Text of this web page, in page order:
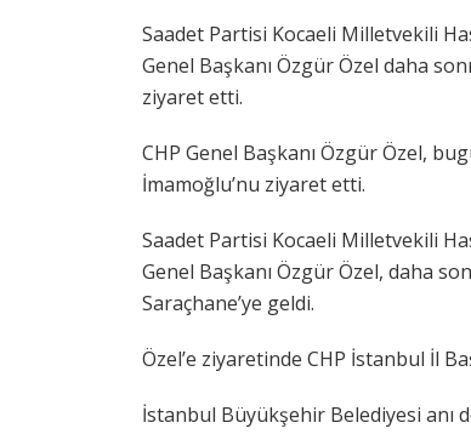
Saadet Partisi Kocaeli Milletvekili
Genel Başkanı Özgür Özel daha
ziyaret etti.
CHP Genel Başkanı Özgür Özel,
İmamoğlu’nu ziyaret etti.
Saadet Partisi Kocaeli Milletvekili
Genel Başkanı Özgür Özel, daha
Saraçhane’ye geldi.
Özel’e ziyaretinde CHP İstanbul İl
İstanbul Büyükşehir Belediyesi anı